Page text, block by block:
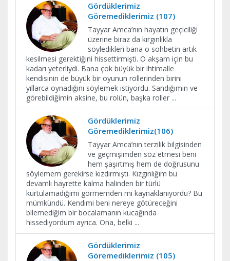
Gördüklerimiz
Göremediklerimiz (107)
Tayyar Amca’nın hayatın geçiciliği
üzerine biraz da kırgınlıkla
söyledikleri bana o sohbetin artık
kesilmesi gerektiğini hissettirmişti. O akşam için bu
kadarı yeterliydi. Bana çok büyük bir ihtimalle
kendisinin de büyük bir oyunun rollerinden birini
yıllarca oynadığını söylemek istiyordu. Sandığımın ve
görebildiğimin aksine, bu rolün, başka roller ...
Gördüklerimiz
Göremediklerimiz(106)
Tayyar Amca’nın terzilik bilgisinden
ve geçmişimden söz etmesi beni
hem şaşırtmış hem de doğrusunu
söylemem gerekirse kızdırmıştı. Kızgınlığım bu
devamlı hayrette kalma halinden bir türlü
kurtulamadığımı görmemden mi kaynaklanıyordu? Bu
mümkündü. Kendimi beni nereye götüreceğini
bilemediğim bir bocalamanın kucağında
hissediyordum ayrıca. Ona, belki ...
Gördüklerimiz
Göremediklerimiz (105)